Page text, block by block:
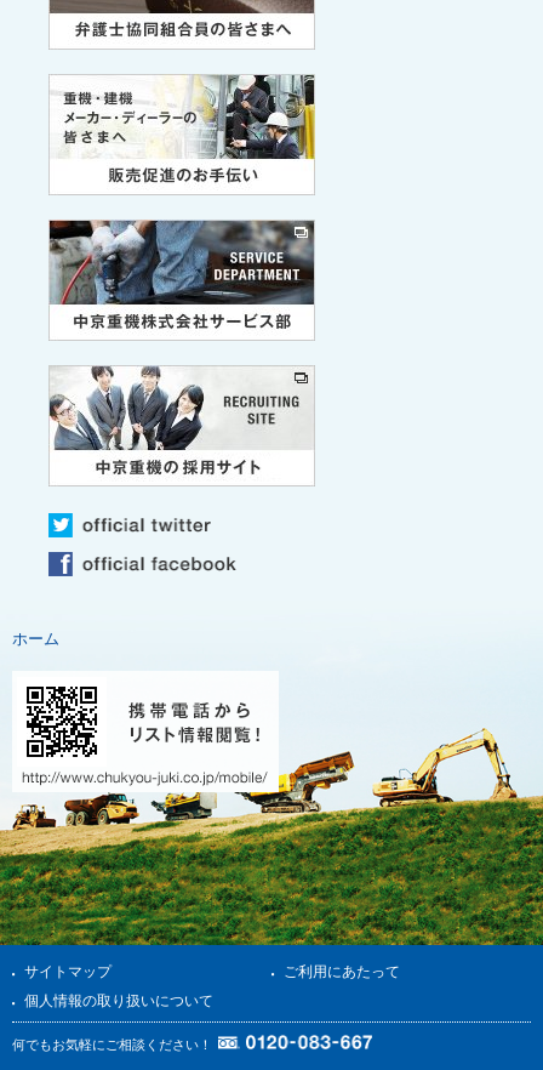
ホーム
サイトマップ
ご利用にあたって
個人情報の取り扱いについて
何でもお気軽にご相談ください！